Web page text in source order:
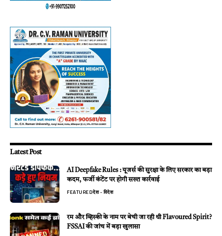
Latest Post
AI Deepfake Rules : यूजर्स की सुरक्षा के लिए सरकार का बड़ा
कदम, फर्जी कंटेंट पर होगी सख्त कार्रवाई
FEATUREDदेश - विदेश
रम और व्हिस्की के नाम पर बेची जा रही थी Flavoured Spirit?
FSSAI की जांच में बड़ा खुलासा